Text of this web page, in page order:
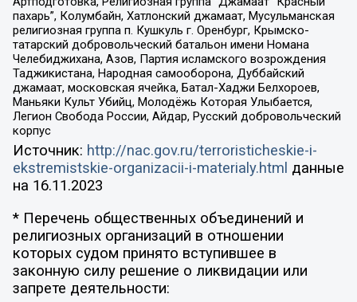
пахарь”, Колумбайн, Хатлонский джамаат, Мусульманская
религиозная группа п. Кушкуль г. Оренбург, Крымско-
татарский добровольческий батальон имени Номана
Челебиджихана, Азов, Партия исламского возрождения
Таджикистана, Народная самооборона, Дуббайский
джамаат, московская ячейка, Батал-Хаджи Белхороев,
Маньяки Культ Убийц, Молодёжь Которая Улыбается,
Легион Свобода России, Айдар, Русский добровольческий
корпус
Источник: http://nac.gov.ru/terroristicheskie-i-
ekstremistskie-organizacii-i-materialy.html данные
на 16.11.2023
* Перечень общественных объединений и
религиозных организаций в отношении
которых судом принято вступившее в
законную силу решение о ликвидации или
запрете деятельности: